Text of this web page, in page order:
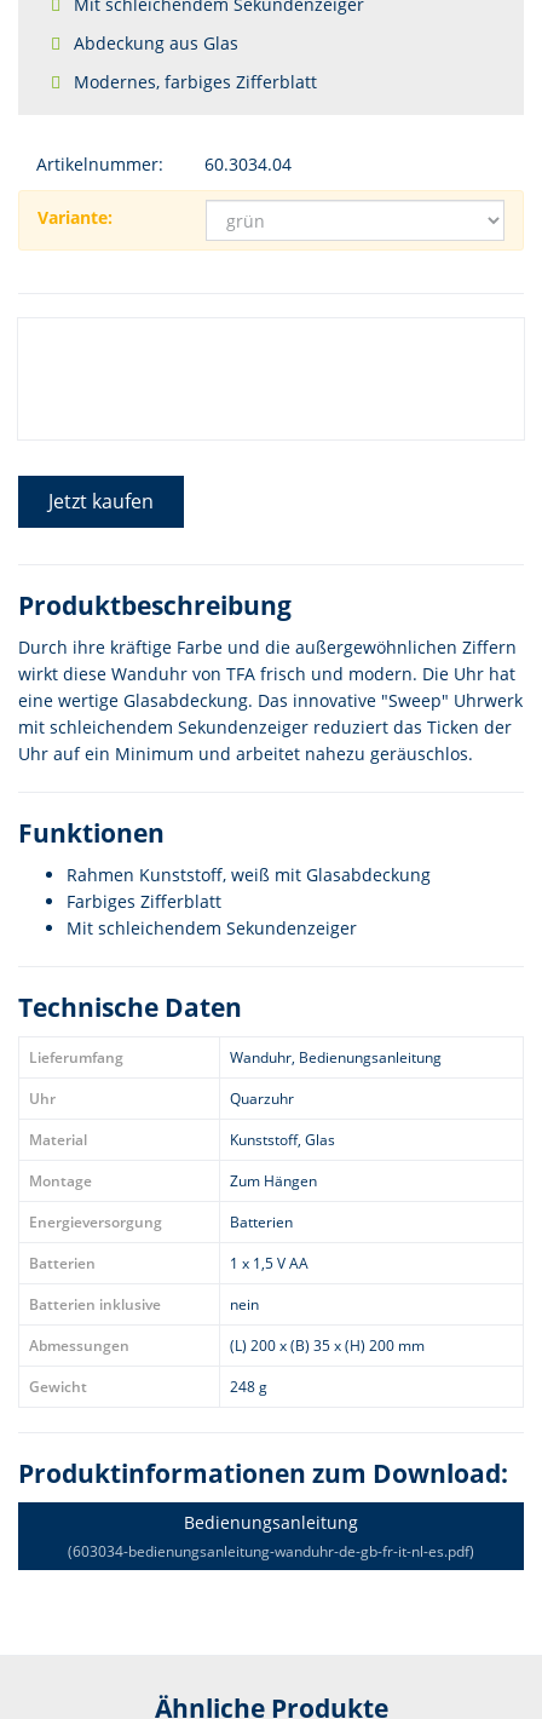
Abdeckung aus Glas
Modernes, farbiges Zifferblatt
Artikelnummer: 60.3034.04
Variante:
Jetzt kaufen
Produktbeschreibung
Durch ihre kräftige Farbe und die außergewöhnlichen Ziffern
wirkt diese Wanduhr von TFA frisch und modern. Die Uhr hat
eine wertige Glasabdeckung. Das innovative "Sweep" Uhrwerk
mit schleichendem Sekundenzeiger reduziert das Ticken der
Uhr auf ein Minimum und arbeitet nahezu geräuschlos.
Funktionen
Rahmen Kunststoff, weiß mit Glasabdeckung
Farbiges Zifferblatt
Mit schleichendem Sekundenzeiger
Technische Daten
Lieferumfang
Wanduhr, Bedienungsanleitung
Uhr
Quarzuhr
Material
Kunststoff, Glas
Montage
Zum Hängen
Energieversorgung
Batterien
Batterien
1 x 1,5 V AA
Batterien inklusive
nein
Abmessungen
(L) 200 x (B) 35 x (H) 200 mm
Gewicht
248 g
Produktinformationen zum Download:
Bedienungsanleitung
(603034-bedienungsanleitung-wanduhr-de-gb-fr-it-nl-es.pdf)
Ähnliche Produkte